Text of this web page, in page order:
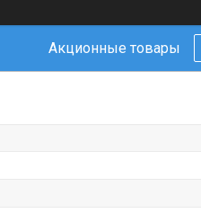
Акционные товары